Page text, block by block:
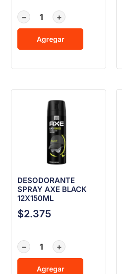
− +
Agregar
DESODORANTE
SPRAY AXE BLACK
12X150ML
$2.375
− +
Agregar